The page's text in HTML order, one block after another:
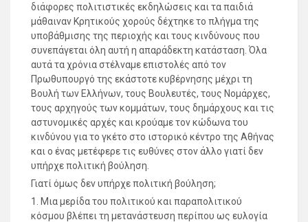
διάφορες πολιτιστικές εκδηλώσεις και τα παιδιά
μάθαιναν Κρητικούς χορούς δέχτηκε το πλήγμα της
υποβάθμισης της περιοχής και τους κινδύνους που
συνεπάγεται όλη αυτή η απαράδεκτη κατάσταση. Όλα
αυτά τα χρόνια στέλναμε επιστολές από τον
Πρωθυπουργό της εκάστοτε κυβέρνησης μέχρι τη
Βουλή των Ελλήνων, τους Βουλευτές, τους Νομάρχες,
τους αρχηγούς των κομμάτων, τους δημάρχους και τις
αστυνομικές αρχές και κρούαμε τον κώδωνα του
κινδύνου για το γκέτο στο ιστορικό κέντρο της Αθήνας
και ο ένας μετέφερε τις ευθύνες στον άλλο γιατί δεν
υπήρχε πολιτική βούληση.
Γιατί όμως δεν υπήρχε πολιτική βούληση;
1. Μια μερίδα του πολιτικού και παραπολιτικού
κόσμου βλέπει τη μετανάστευση περίπου ως ευλογία